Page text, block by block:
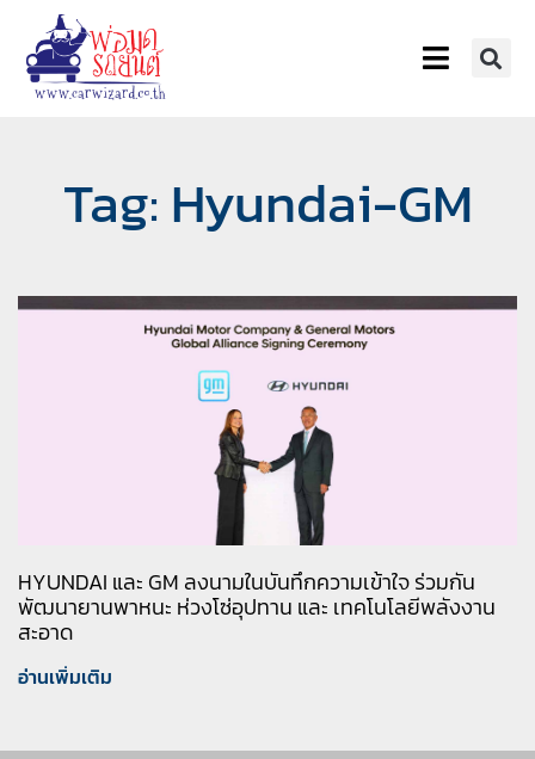
Tag: Hyundai-GM
HYUNDAI และ GM ลงนามในบันทึกความเข้าใจ ร่วมกัน
พัฒนายานพาหนะ ห่วงโซ่อุปทาน และ เทคโนโลยีพลังงาน
สะอาด
อ่านเพิ่มเติม